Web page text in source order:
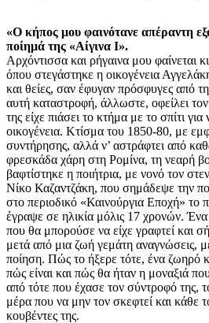
«Ο κήπος μου φαινότανε απέραντη
ποίημά της «Αίγινα Ι».
Αρχόντισσα και ρήγαινα μου φαίνεται
όπου στεγάστηκε η οικογένεια
και θείες, σαν έφυγαν πρόσφυγες από
αυτή καταστροφή, άλλωστε, οφείλει
της είχε πιάσει το κτήμα με το σπίτι
οικογένεια. Κτίσμα του 1850-80, με
συντήρησης, αλλά ν’ αστράφτει από
φρεσκάδα χάρη στη Ρομίνα, τη νεαρή
βαφτίστηκε η ποιήτρια, με νονό τον
Νίκο Καζαντζάκη, που σημάδεψε την
στο περιοδικό «Καινούργια Εποχή» το
έγραψε σε ηλικία μόλις 17 χρονών.
που θα μπορούσε να είχε γραφτεί και
μετά από μια ζωή γεμάτη αναγνώσεις,
ποίηση. Πώς το ήξερε τότε, ένα ζωηρό
πώς είναι και πώς θα ήταν η μοναξιά
από τότε που έχασε τον σύντροφό της,
μέρα που να μην τον σκεφτεί και κάθε
κουβέντες της.